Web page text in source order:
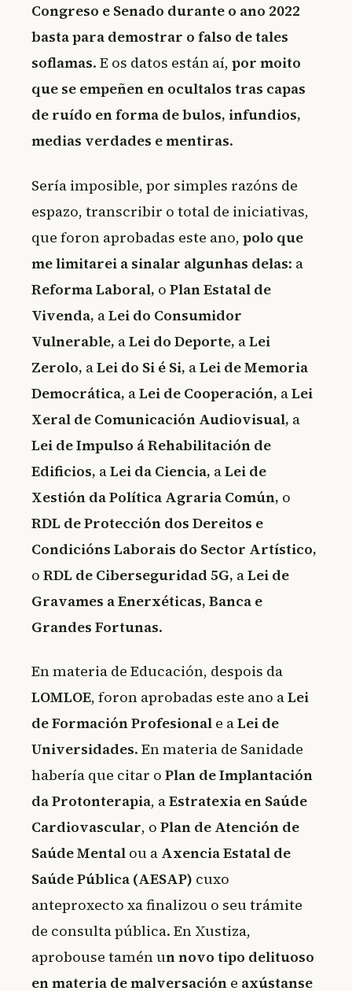
Congreso e Senado durante o ano 2022
basta para demostrar o falso de tales
soflamas. E os datos están aí, por moito
que se empeñen en ocultalos tras capas
de ruído en forma de bulos, infundios,
medias verdades e mentiras.
Sería imposible, por simples razóns de
espazo, transcribir o total de iniciativas,
que foron aprobadas este ano, polo que
me limitarei a sinalar algunhas delas: a
Reforma Laboral, o Plan Estatal de
Vivenda, aLei do Consumidor
Vulnerable, aLei do Deporte, aLei
Zerolo, aLei do Si é Si, aLei de Memoria
Democrática, aLei de Cooperación, aLei
Xeral de Comunicación Audiovisual, a
Lei de Impulso á Rehabilitación de
Edificios, aLei da Ciencia, aLei de
Xestión da Política Agraria Común, o
RDL de Protección dos Dereitos e
Condicións Laborais do Sector Artístico,
o RDL de Ciberseguridad 5G, aLei de
Gravames a Enerxéticas, Banca e
Grandes Fortunas.
En materia de Educación, despois da
LOMLOE, foron aprobadas este ano aLei
de Formación Profesional e aLei de
Universidades. En materia de Sanidade
habería que citar o Plan de Implantación
da Protonterapia, aEstratexia en Saúde
Cardiovascular, o Plan de Atención de
Saúde Mental ou a Axencia Estatal de
Saúde Pública (AESAP) cuxo
anteproxecto xa finalizou o seu trámite
de consulta pública. En Xustiza,
aprobouse tamén un novo tipo delituoso
en materia de malversación e axústanse